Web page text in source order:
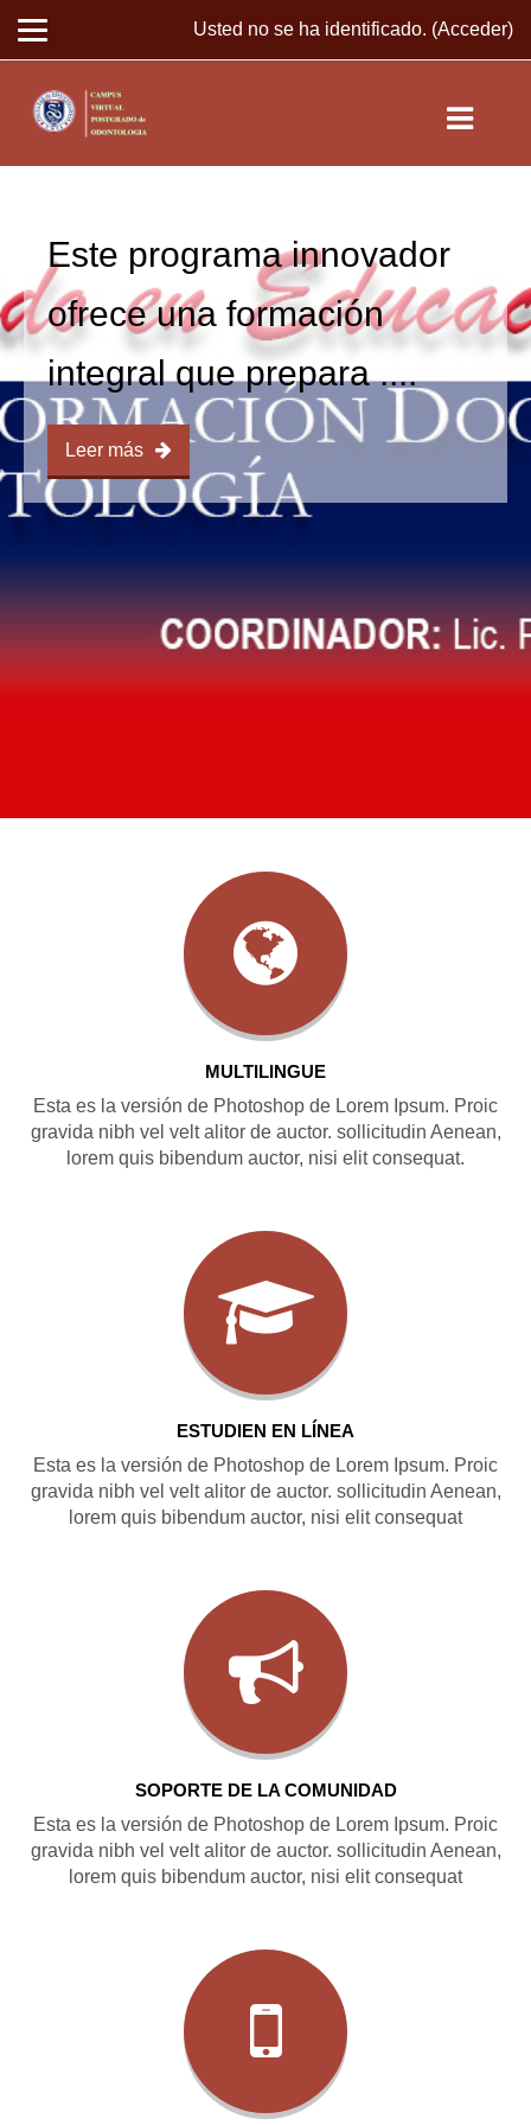
Usted no se ha identificado. (Acceder)
Este programa innovador
ofrece una formación
integral que prepara ....
Leer más
MULTILINGUE
Esta es la versión de Photoshop de Lorem Ipsum. Proic
gravida nibh vel velt alitor de auctor. sollicitudin Aenean,
lorem quis bibendum auctor, nisi elit consequat.
ESTUDIEN EN LÍNEA
Esta es la versión de Photoshop de Lorem Ipsum. Proic
gravida nibh vel velt alitor de auctor. sollicitudin Aenean,
lorem quis bibendum auctor, nisi elit consequat
SOPORTE DE LA COMUNIDAD
Esta es la versión de Photoshop de Lorem Ipsum. Proic
gravida nibh vel velt alitor de auctor. sollicitudin Aenean,
lorem quis bibendum auctor, nisi elit consequat